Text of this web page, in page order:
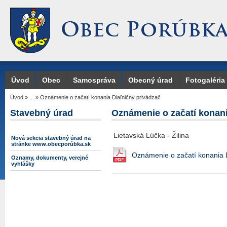
Úvod Obec Samospráva Obecný úrad Fotogaléria
Úvod » » Oznámenie o začatí konania Diaľničný privádzač
Stavebný úrad
Nová sekcia stavebný úrad na
stránke www.obecporúbka.sk
Oznamy, dokumenty, verejné
vyhlášky
Oznámenie o začatí
Lietavská Lúčka - Žilina
Oznámenie o začatí konania